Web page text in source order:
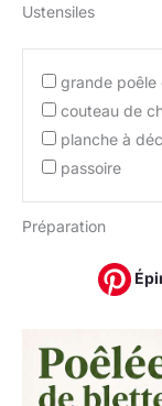
Ustensiles
grande poêle
couteau de
planche à
passoire
Préparation